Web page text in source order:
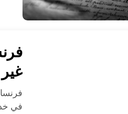
في